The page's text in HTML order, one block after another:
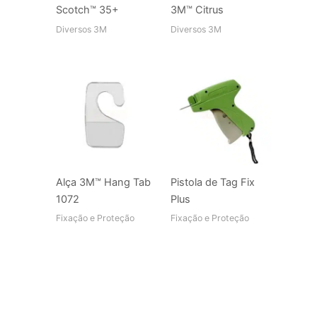
Scotch™ 35+
Diversos 3M
3M™ Citrus
Diversos 3M
Alça 3M™ Hang Tab
1072
Fixação e Proteção
Pistola de Tag Fix
Plus
Fixação e Proteção